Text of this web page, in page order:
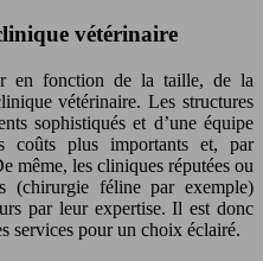
vétérinaire
en fonction de la taille, de la
vétérinaire. Les structures
sophistiqués et d’une équipe
coûts plus importants et, par
même, les cliniques réputées ou
(chirurgie féline par exemple)
par leur expertise. Il est donc
services pour un choix éclairé.